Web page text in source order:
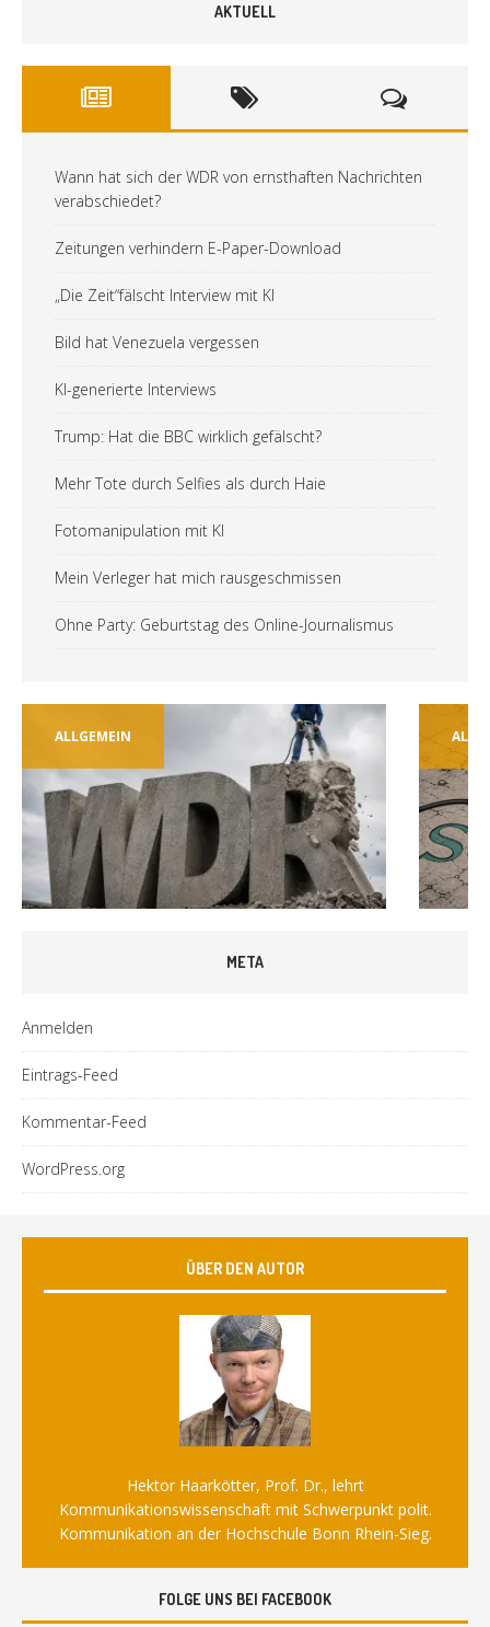
AKTUELL
Wann hat sich der WDR von ernsthaften Nachrichten
verabschiedet?
Zeitungen verhindern E-Paper-Download
„Die Zeit“fälscht Interview mit KI
Bild hat Venezuela vergessen
KI-generierte Interviews
Trump: Hat die BBC wirklich gefälscht?
Mehr Tote durch Selfies als durch Haie
Fotomanipulation mit KI
Mein Verleger hat mich rausgeschmissen
Ohne Party: Geburtstag des Online-Journalismus
ALLGEMEIN
META
Anmelden
Eintrags-Feed
Kommentar-Feed
WordPress.org
ÜBER DEN AUTOR
Hektor Haarkötter, Prof. Dr., lehrt
Kommunikationswissenschaft mit Schwerpunkt polit.
Kommunikation an der Hochschule Bonn Rhein-Sieg.
FOLGE UNS BEI FACEBOOK